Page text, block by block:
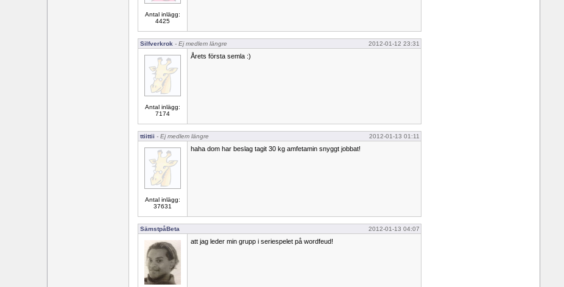
Antal inlägg:
4425
Silfverkrok - Ej medlem längre 2012-01-12 23:31
Antal inlägg:
7174
Årets första semla :)
ttiittii - Ej medlem längre 2012-01-13 01:11
Antal inlägg:
37631
haha dom har beslag tagit 30 kg amfetamin snyggt jobbat!
SämstpåBeta 2012-01-13 04:07
att jag leder min grupp i seriespelet på wordfeud!